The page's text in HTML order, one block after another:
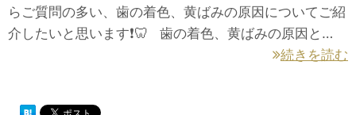
らご質問の多い、歯の着色、黄ばみの原因についてご紹
介したいと思います❗🦷 歯の着色、黄ばみの原因と…
続きを読む